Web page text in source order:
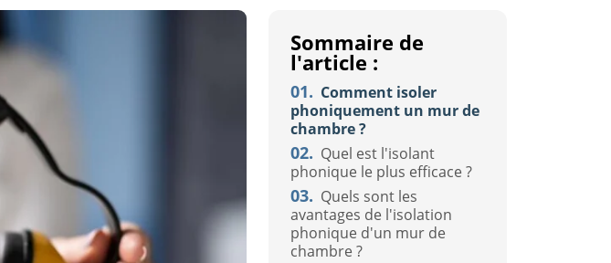
Sommaire de
l'article :
01. Comment isoler
phoniquement un mur de
chambre ?
02. Quel est l'isolant
phonique le plus efficace ?
03. Quels sont les
avantages de l'isolation
phonique d'un mur de
chambre ?